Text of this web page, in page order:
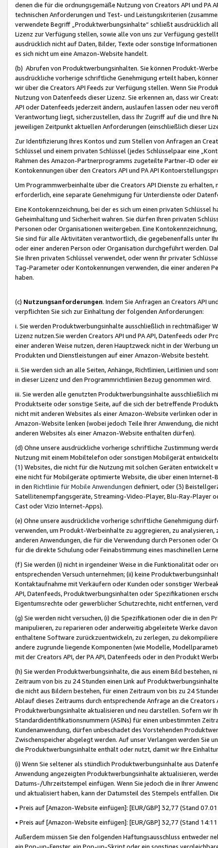
denen die für die ordnungsgemäße Nutzung von Creators API und PA
technischen Anforderungen und Test- und Leistungskriterien
verwendete Begriff „Produktwerbungsinhalte“ schließt ausdrücklich
Lizenz zur Verfügung stellen, sowie alle von uns zur Verfügung
ausdrücklich nicht auf Daten, Bilder, Texte oder sonstige
es sich nicht um eine Amazon-Website handelt.
(b) Abrufen von Produktwerbungsinhalten. Sie können Produkt-
ausdrückliche vorherige schriftliche Genehmigung erteilt haben,
wir über die Creators API Feeds zur Verfügung stellen. Wenn Sie
Nutzung von Datenfeeds dieser Lizenz. Sie erkennen an, dass wir
API oder Datenfeeds jederzeit ändern, auslaufen lassen oder neu
Verantwortung liegt, sicherzustellen, dass Ihr Zugriff auf die und Ihre
jeweiligen Zeitpunkt aktuellen Anforderungen (einschließlich dieser
Zur Identifizierung Ihres Kontos und zum Stellen von Anfragen an
Schlüssel und einem privaten Schlüssel (jedes Schlüsselpaar eine
Rahmen des Amazon-Partnerprogramms zugeteilte Partner-ID oder
Kontokennungen über den Creators API und PA API
Um Programmwerbeinhalte über die Creators API Dienste zu
erforderlich, eine separate Genehmigung für Unterdienste oder
Eine Kontokennzeichnung, bei der es sich um einen privaten
Geheimhaltung und Sicherheit wahren. Sie dürfen Ihren privaten
Personen oder Organisationen weitergeben. Eine
Sie sind für alle Aktivitäten verantwortlich, die gegebenenfalls unter
oder einer anderen Person oder Organisation durchgeführt werden.
Sie Ihren privaten Schlüssel verwendet, oder wenn Ihr privater
Tag-Parameter oder Kontokennungen verwenden, die einer anderen
haben.
(c) Nutzungsanforderungen. Indem Sie Anfragen an Creators API
verpflichten Sie sich zur Einhaltung der folgenden Anforderungen:
i. Sie werden Produktwerbungsinhalte ausschließlich in rechtmäßiger
Lizenz nutzen.Sie werden Creators API und PA API, Datenfeeds oder
einer anderen Weise nutzen, deren Hauptzweck nicht in der Werbung
Produkten und Dienstleistungen auf einer Amazon-Website besteht.
ii. Sie werden sich an alle Seiten, Anhänge, Richtlinien, Leitlinien und
in dieser Lizenz und den Programmrichtlinien Bezug genommen wird.
iii. Sie werden alle genutzten Produktwerbungsinhalte ausschließlich
Produktseite oder sonstige Seite, auf die sich der betreffende
nicht mit anderen Websites als einer Amazon-Website verlinken oder
Amazon-Website lenken (wobei jedoch Teile Ihrer Anwendung, die
anderen Websites als einer Amazon-Website enthalten dürfen).
(d) Ohne unsere ausdrückliche vorherige schriftliche Zustimmung
Nutzung mit einem Mobiltelefon oder sonstigen Mobilgerät
(1) Websites, die nicht für die Nutzung mit solchen Geräten
eine nicht für Mobilgeräte optimierte Website, die über einen
in den Richtlinie für Mobile Anwendungen definiert, oder (3)
Satellitenempfangsgeräte, Streaming-Video-Player, Blu-Ray-Player
Cast oder Vizio Internet-Apps).
(e) Ohne unsere ausdrückliche vorherige schriftliche Genehmigung
verwenden, um Produkt-Werbeinhalte zu aggregieren, zu
anderen Anwendungen, die für die Verwendung durch Personen
für die direkte Schulung oder Feinabstimmung eines maschinellen
(f) Sie werden (i) nicht in irgendeiner Weise in die Funktionalität oder
entsprechenden Versuch unternehmen; (ii) keine
Kontaktaufnahme mit Verkäufern oder Kunden oder sonstiger
API, Datenfeeds, Produktwerbungsinhalten oder Spezifikationen
Eigentumsrechte oder gewerblicher Schutzrechte, nicht entfernen,
(g) Sie werden nicht versuchen, (i) die Spezifikationen oder die in
manipulieren, zu reparieren oder anderweitig abgeleitete Werke
enthaltene Software zurückzuentwickeln, zu zerlegen, zu
andere zugrunde liegende Komponenten (wie Modelle,
mit der Creators API, der PA API, Datenfeeds oder in den Produkt
(h) Sie werden Produktwerbungsinhalte, die aus einem Bild bestehen,
Zeitraum von bis zu 24 Stunden einen Link auf
die nicht aus Bildern bestehen, für einen Zeitraum von bis zu 24
Ablauf dieses Zeitraums durch entsprechende Anfrage an die
Produktwerbungsinhalte aktualisieren und neu darstellen. Sofern wir
Standardidentifikationsnummern (ASINs) für einen unbestimmten
Kundenanwendung, dürfen unbeschadet des Vorstehenden
Zwischenspeicher abgelegt werden. Auf unser Verlangen werden Sie
die Produktwerbungsinhalte enthält oder nutzt, damit wir Ihre
(i) Wenn Sie seltener als stündlich Produktwerbungsinhalte aus
Anwendung angezeigten Produktwerbungsinhalte aktualisieren,
Datums-/Uhrzeitstempel einfügen. Wenn Sie jedoch die in Ihrer
und aktualisiert haben, kann der Datumsteil des Stempels entfallen.
• Preis auf [Amazon-Website einfügen]: [EUR/GBP] 32,77 (Stand
• Preis auf [Amazon-Website einfügen]: [EUR/GBP] 32,77 (Stand
Außerdem müssen Sie den folgenden Haftungsausschluss entweder
ein Pop-up-Fenster, ein Pop-up-Skript oder ein sonstiges